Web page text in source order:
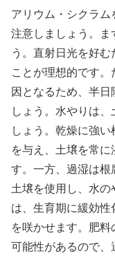
アリウム・シクラム
注意しましょう。ま
う。直射日光を好
ことが理想的です
因となるため、半
しょう。水やりは
しょう。乾燥に強
を与え、土壌を常
す。一方、過湿は根
土壌を使用し、水
は、生育期に緩効
を咲かせます。肥
可能性があるので、